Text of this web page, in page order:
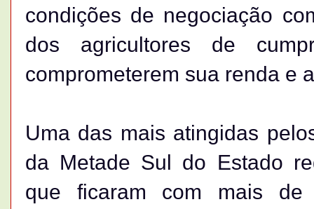
condições de negociação
dos agricultores de
comprometerem sua renda e
Uma das mais atingidas
da Metade Sul do Estado
que ficaram com mais de